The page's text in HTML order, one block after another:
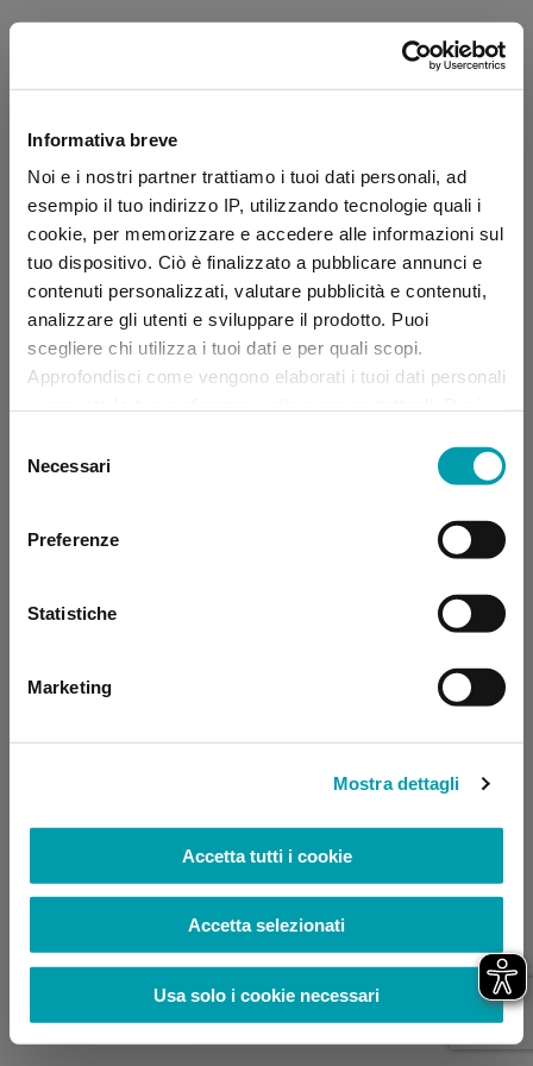
Informativa breve
Noi e i nostri partner trattiamo i tuoi dati personali, ad
esempio il tuo indirizzo IP, utilizzando tecnologie quali i
cookie, per memorizzare e accedere alle informazioni sul
tuo dispositivo. Ciò è finalizzato a pubblicare annunci e
contenuti personalizzati, valutare pubblicità e contenuti,
analizzare gli utenti e sviluppare il prodotto. Puoi
scegliere chi utilizza i tuoi dati e per quali scopi.
Approfondisci come vengono elaborati i tuoi dati personali
momento dalla Dichiarazione sui “
delNecessari
Preferenze
Statistiche
Marketing
Mostra dettagli
Accetta tutti i cookie
Accetta selezionati
Usa solo i cookie necessari
Application error: a client-side exception has occurred (see the
browser console for more information)